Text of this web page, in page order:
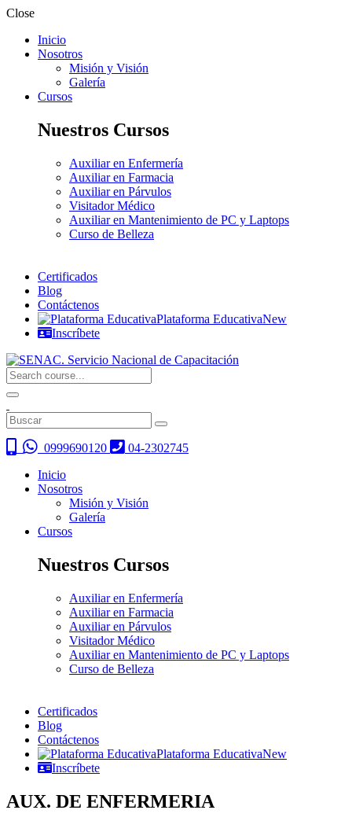
Close
Inicio
Nosotros
Misión y Visión
Galería
Cursos
Nuestros Cursos
Auxiliar en Enfermería
Auxiliar en Farmacia
Auxiliar en Párvulos
Visitador Médico
Auxiliar en Mantenimiento de PC y Laptops
Curso de Belleza
Certificados
Blog
Contáctenos
Plataforma EducativaNew
Inscríbete
0999690120
04-2302745
Inicio
Nosotros
Misión y Visión
Galería
Cursos
Nuestros Cursos
Auxiliar en Enfermería
Auxiliar en Farmacia
Auxiliar en Párvulos
Visitador Médico
Auxiliar en Mantenimiento de PC y Laptops
Curso de Belleza
Certificados
Blog
Contáctenos
Plataforma EducativaNew
Inscríbete
AUX. DE ENFERMERIA